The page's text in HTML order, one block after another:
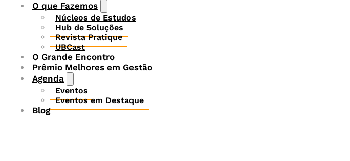
O que Fazemos
Núcleos de Estudos
Hub de Soluções
Revista Pratique
UBCast
O Grande Encontro
Prêmio Melhores em Gestão
Agenda
Eventos
Eventos em Destaque
Blog